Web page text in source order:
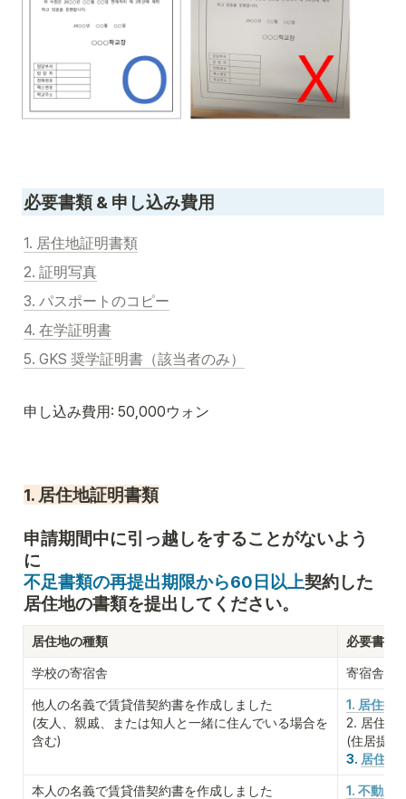
必要書類 & 申し込み費用
1. 居住地証明書類
2. 証明写真
3. パスポートのコピー
4. 在学証明書
5. GKS 奨学証明書（該当者のみ）
申し込み費用: 50,000ウォン
1. 居住地証明書類
申請期間中に引っ越しをすることがないよう
不足書類の再提出期限から60日以上契約した
居住地の書類を提出してください。
居住地の種類 必要書類
学校の寄宿舎 寄宿舎居
他人の名義で賃貸借契約書を作成しました
(友人、親戚、または知人と一緒に住んでいる場合を
含む)
1. 居住提
2. 居住地
(住居提供
3. 居住地
本人の名義で賃貸借契約書を作成しました
1. 不動産